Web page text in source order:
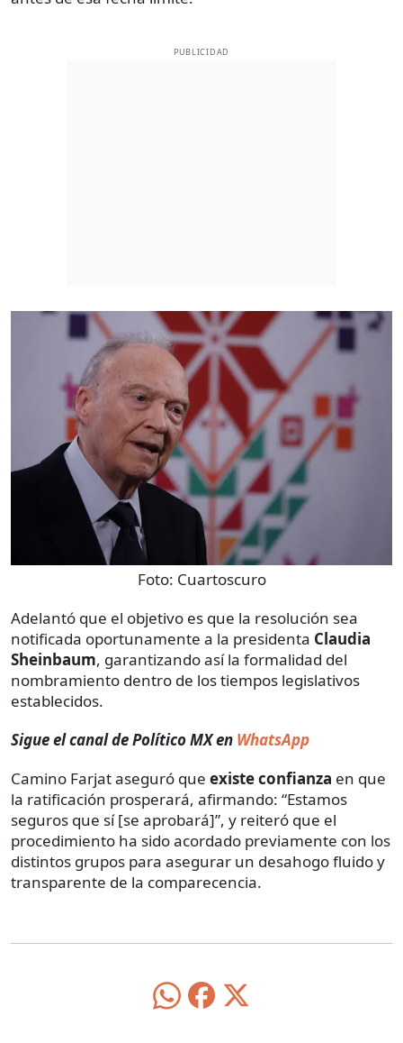
PUBLICIDAD
Foto: Cuartoscuro
Adelantó que el objetivo es que la resolución sea
notificada oportunamente a la presidenta Claudia
Sheinbaum, garantizando así la formalidad del
nombramiento dentro de los tiempos legislativos
establecidos.
Sigue el canal de Político MX en WhatsApp
Camino Farjat aseguró que existe confianza en que
la ratificación prosperará, afirmando: “Estamos
seguros que sí [se aprobará]”, y reiteró que el
procedimiento ha sido acordado previamente con los
distintos grupos para asegurar un desahogo fluido y
transparente de la comparecencia.